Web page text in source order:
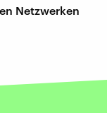
Netzwerken